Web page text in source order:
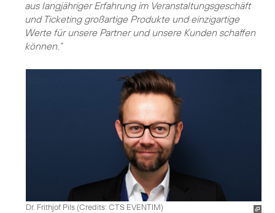
aus langjähriger Erfahrung im Veranstaltungsgeschäft
und Ticketing großartige Produkte und einzigartige
Werte für unsere Partner und unsere Kunden schaffen
können.“
Dr. Frithjof Pils (Credits: CTS EVENTIM)